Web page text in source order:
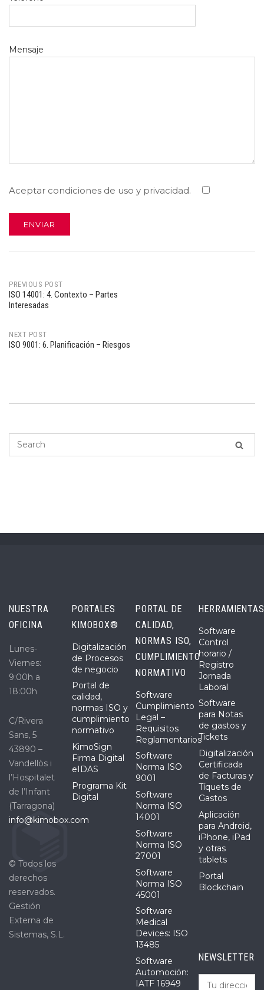
Mensaje
Aceptar condiciones de uso y privacidad.
Post
navigation
PREVIOUS POST
ISO 14001: 4. Contexto – Partes
Interesadas
NEXT POST
ISO 9001: 6. Planificación – Riesgos
NUESTRA
OFICINA
Lunes-
Viernes:
9:00h a
18:00h
C/Rivera
Sans, 5
43890 –
Vandellòs i
l’Hospitalet
de l’Infant
(Tarragona)
info@kimobox.com
© Todos los
derechos
reservados.
Gestión
Externa de
Sistemas, S.L.
PORTALES
KIMOBOX®
Digitalización
de Procesos
de negocio
Portal de
calidad,
normas ISO y
cumplimiento
normativo
KimoSign
Firma Digital
eIDAS
Programa Kit
Digital
PORTAL DE
CALIDAD,
NORMAS ISO,
CUMPLIMIENTO
NORMATIVO
Software
Cumplimiento
Legal –
Requisitos
Reglamentarios
Software
Norma ISO
9001
Software
Norma ISO
14001
Software
Norma ISO
27001
Software
Norma ISO
45001
Software
Medical
Devices: ISO
13485
Software
Automoción:
IATF 16949
Software
Control
horario /
Registro
Jornada
Laboral
Software
para Notas
de gastos y
Tickets
Digitalización
Certificada
de Facturas y
Tíquets de
Gastos
Aplicación
para Android,
iPhone, iPad
y otras
tablets
Portal
Blockchain
NEWSLETTER